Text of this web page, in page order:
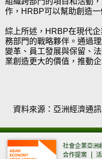
作，HRBP可以幫助創造
綜上所述，HRBP在現代
務部門的戰略夥伴。通過
變革、員工發展與保留、
業創造更大的價值，推動
資料來源：亞洲經濟通
社會企業亞洲
合作提案